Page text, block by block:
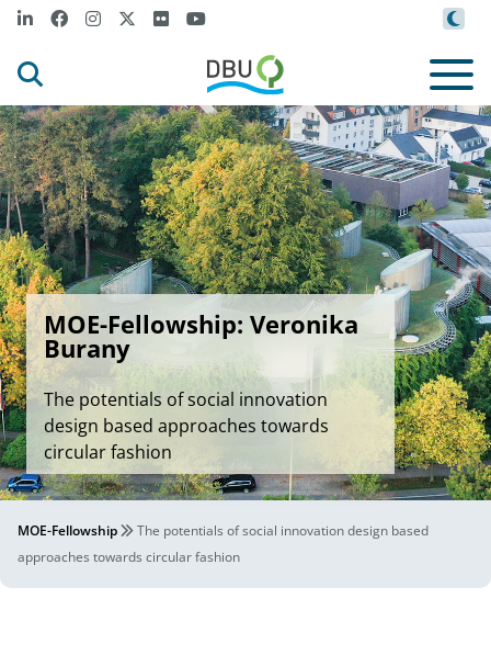
MOE-Fellowship: Veronika
Burany
The potentials of social innovation
design based approaches towards
circular fashion
MOE-Fellowship
The potentials of social innovation design based
approaches towards circular fashion